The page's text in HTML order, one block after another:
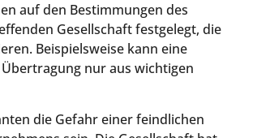
auf den Bestimmungen des
Gesellschaft festgelegt, die
Beispielsweise kann eine
nur aus wichtigen
die Gefahr einer feindlichen